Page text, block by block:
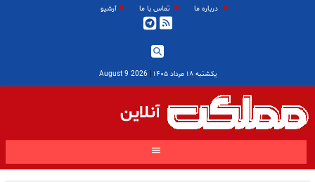
درباره ما تماس با ما آرشیو
یکشنبه ۱۸ مرداد ۱۴۰۵ |
2026 August 9
آنلاین